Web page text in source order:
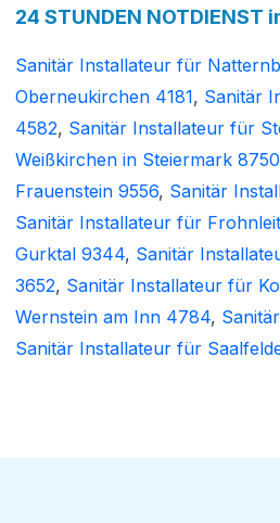
24 STUNDEN NOTDIENST
Sanitär Installateur für
Oberneukirchen 4181, Sanitär
4582, Sanitär Installateur für
Weißkirchen in Steiermark 8750
Frauenstein 9556, Sanitär
Sanitär Installateur für
Gurktal 9344, Sanitär
3652, Sanitär Installateur für
Wernstein am Inn 4784,
Sanitär Installateur für